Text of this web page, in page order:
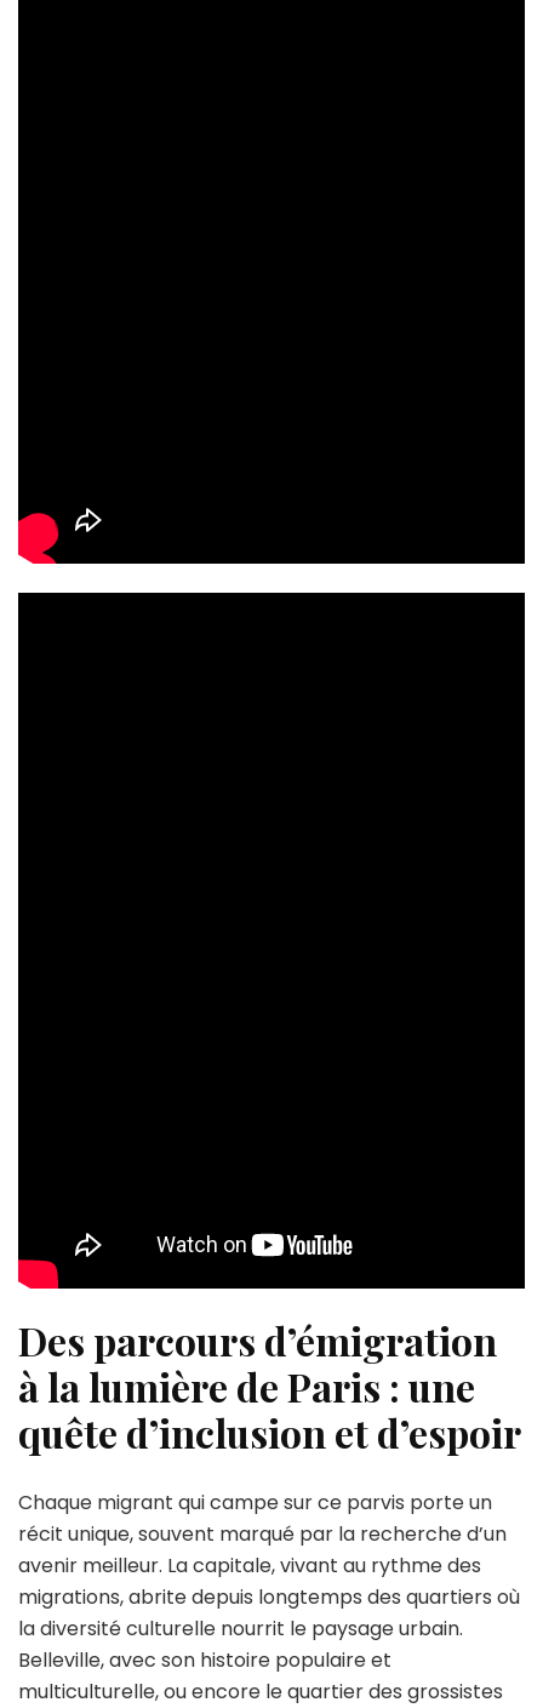
Des parcours d’émigration
à la lumière de Paris : une
quête d’inclusion et d’espoir
Chaque migrant qui campe sur ce parvis porte un
récit unique, souvent marqué par la recherche d’un
avenir meilleur. La capitale, vivant au rythme des
migrations, abrite depuis longtemps des quartiers où
la diversité culturelle nourrit le paysage urbain.
Belleville, avec son histoire populaire et
multiculturelle, ou encore le quartier des grossistes